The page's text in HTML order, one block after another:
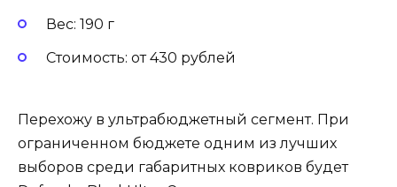
Вес: 190 г
Стоимость: от 430 рублей
Перехожу в ультрабюджетный сегмент. При
ограниченном бюджете одним из лучших
выборов среди габаритных ковриков будет